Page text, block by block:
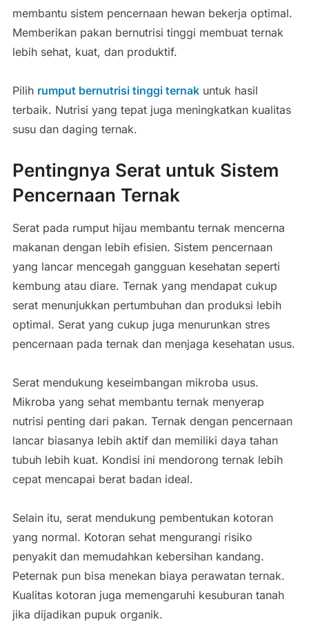
membantu sistem pencernaan hewan bekerja optimal.
Memberikan pakan bernutrisi tinggi membuat ternak
lebih sehat, kuat, dan produktif.
Pilih rumput bernutrisi tinggi ternakuntuk hasil
terbaik. Nutrisi yang tepat juga meningkatkan kualitas
susu dan daging ternak.
Pentingnya Serat untuk Sistem
Pencernaan Ternak
Serat pada rumput hijau membantu ternak mencerna
makanan dengan lebih efisien. Sistem pencernaan
yang lancar mencegah gangguan kesehatan seperti
kembung atau diare. Ternak yang mendapat cukup
serat menunjukkan pertumbuhan dan produksi lebih
optimal. Serat yang cukup juga menurunkan stres
pencernaan pada ternak dan menjaga kesehatan usus.
Serat mendukung keseimbangan mikroba usus.
Mikroba yang sehat membantu ternak menyerap
nutrisi penting dari pakan. Ternak dengan pencernaan
lancar biasanya lebih aktif dan memiliki daya tahan
tubuh lebih kuat. Kondisi ini mendorong ternak lebih
cepat mencapai berat badan ideal.
Selain itu, serat mendukung pembentukan kotoran
yang normal. Kotoran sehat mengurangi risiko
penyakit dan memudahkan kebersihan kandang.
Peternak pun bisa menekan biaya perawatan ternak.
Kualitas kotoran juga memengaruhi kesuburan tanah
jika dijadikan pupuk organik.